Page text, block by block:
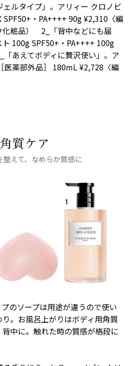
ルタイプ」。アリィー クロノビ
SPF50+・PA++++ 90g ¥2,310〈編
化粧品） 2_「背中などにも届
ト 100g SPF50+・PA++++ 100g
あえてボディに贅沢使い」。ア
医薬部外品］ 180mL ¥2,728〈編
角質ケア
整えて、なめらか質感に
プのソープは用途が違うので使い
。お風呂上がりはボディ用角質
中に。触れた時の質感が格段に